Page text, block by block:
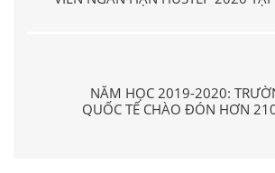
NĂM HỌC 2019-2020:
QUỐC TẾ CHÀO ĐÓN HƠN